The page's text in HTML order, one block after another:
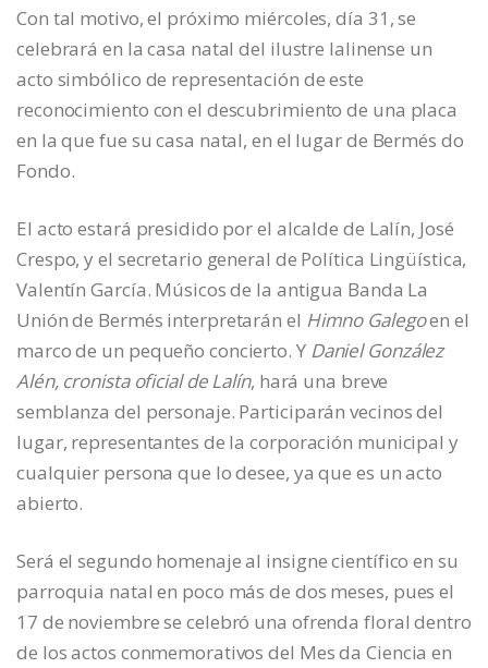
Con tal motivo, el próximo miércoles, día 31, se
celebrará en la casa natal del ilustre lalinense un
acto simbólico de representación de este
reconocimiento con el descubrimiento de una placa
en la que fue su casa natal, en el lugar de Bermés do
Fondo.
El acto estará presidido por el alcalde de Lalín, José
Crespo, y el secretario general de Política Lingüística,
Valentín García. Músicos de la antigua Banda La
Unión de Bermés interpretarán el Himno Galegoen el
marco de un pequeño concierto. Y Daniel González
Alén, cronista oficial de Lalín, hará una breve
semblanza del personaje. Participarán vecinos del
lugar, representantes de la corporación municipal y
cualquier persona que lo desee, ya que es un acto
abierto.
Será el segundo homenaje al insigne científico en su
parroquia natal en poco más de dos meses, pues el
17 de noviembre se celebró una ofrenda floral dentro
de los actos conmemorativos del Mes da Ciencia en